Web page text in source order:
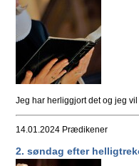
Jeg har herliggjort det og jeg
14.01.2024 Prædikener
2. søndag efter